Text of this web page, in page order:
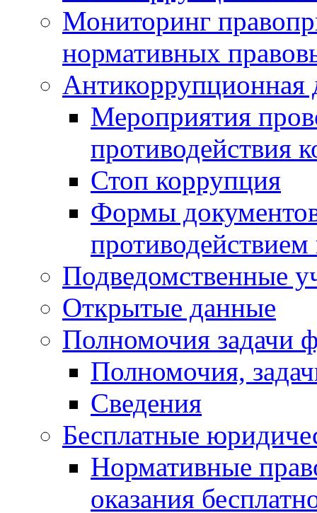
Мониторинг
нормативных
Антикоррупционная
Мероприятия
противодействия
Стоп коррупция
Формы
Подведомственные
Открытые данные
Полномочия задачи
Полномочия,
Сведения
Бесплатные
Нормативные
оказания